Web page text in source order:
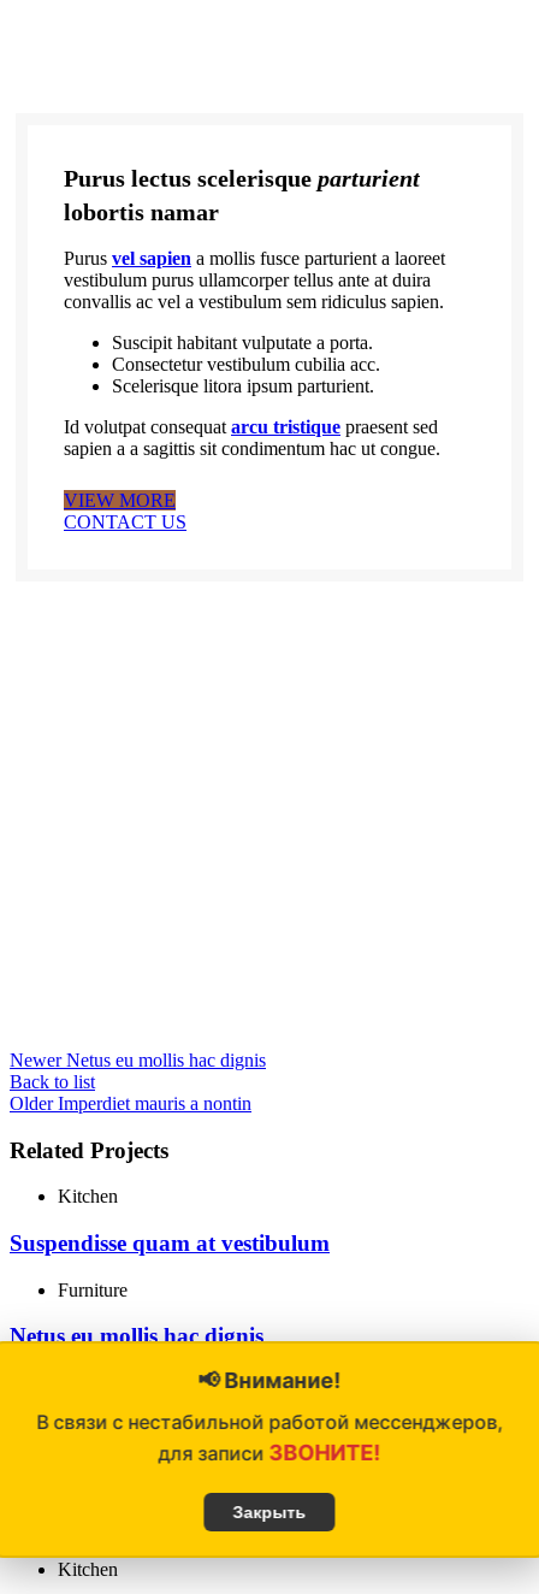
Purus lectus scelerisque parturient
lobortis namar
Purus vel sapien a mollis fusce parturient a laoreet
vestibulum purus ullamcorper tellus ante at duira
convallis ac vel a vestibulum sem ridiculus sapien.
Suscipit habitant vulputate a porta.
Consectetur vestibulum cubilia acc.
Scelerisque litora ipsum parturient.
Id volutpat consequat arcu tristique praesent sed
sapien a a sagittis sit condimentum hac ut congue.
VIEW MORE
CONTACT US
Newer Netus eu mollis hac dignis
Back to list
Older Imperdiet mauris a nontin
Related Projects
Kitchen
Suspendisse quam at vestibulum
Furniture
Netus eu mollis hac dignis
Imperdiet mauris a nontin
Venenatis nam phasellus
Kitchen
📢 Внимание!
В связи с нестабильной работой мессенджеров,
для записи ЗВОНИТЕ!
Закрыть